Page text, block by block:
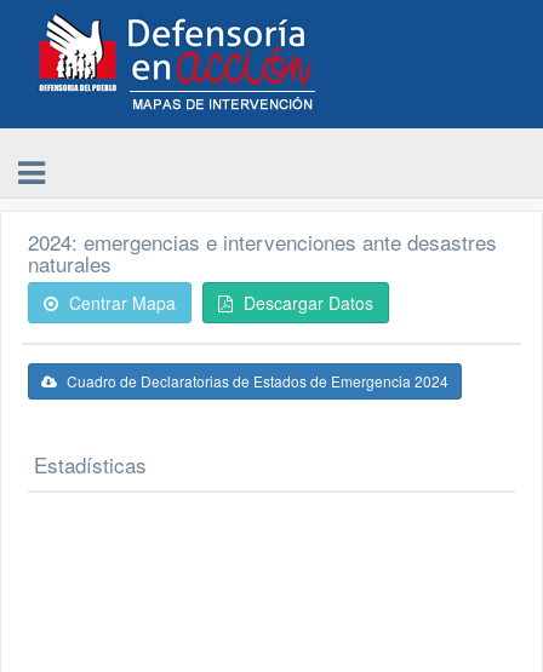
2024: emergencias e intervenciones ante desastres
naturales
Centrar Mapa Descargar Datos
Cuadro de Declaratorias de Estados de Emergencia 2024
Estadísticas